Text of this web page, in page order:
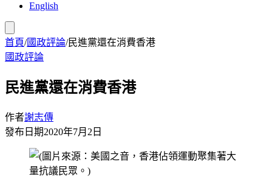
English
首頁/國政評論/民進黨還在消費香港
國政評論
民進黨還在消費香港
作者謝志傳
發布日期2020年7月2日